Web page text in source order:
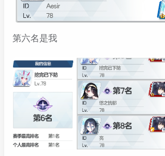
第六名是我